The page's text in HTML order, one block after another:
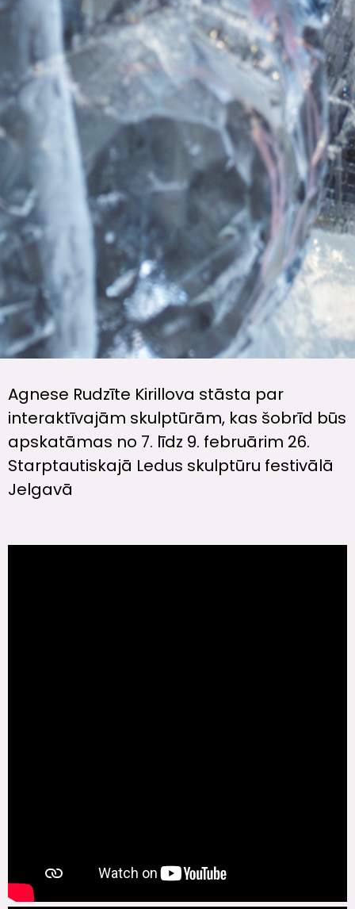
Agnese Rudzīte Kirillova stāsta par
interaktīvajām skulptūrām, kas šobrīd būs
apskatāmas no 7. līdz 9. februārim 26.
Starptautiskajā Ledus skulptūru festivālā
Jelgavā